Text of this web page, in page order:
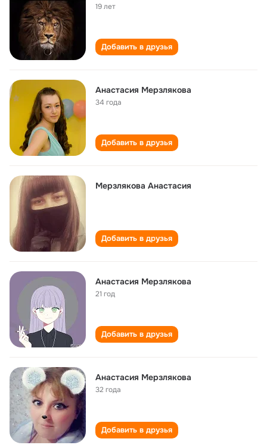
19 лет
Добавить в друзья
Анастасия Мерзлякова
34 года
Добавить в друзья
Мерзлякова Анастасия
Добавить в друзья
Анастасия Мерзлякова
21 год
Добавить в друзья
Анастасия Мерзлякова
32 года
Добавить в друзья